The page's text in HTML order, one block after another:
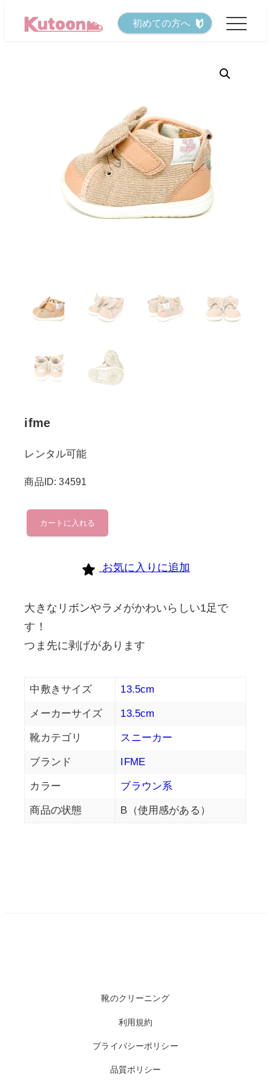
初めての方へ
ifme
レンタル可能
商品ID: 34591
ifme
個
カートに入れる
お気に入りに追加
大きなリボンやラメがかわいらしい1足で
す！
つま先に剥げがあります
中敷きサイズ 13.5cm
メーカーサイズ 13.5cm
靴カテゴリ スニーカー
ブランド IFME
カラー ブラウン系
商品の状態 B（使用感がある）
靴のクリーニング
利用規約
プライバシーポリシー
品質ポリシー